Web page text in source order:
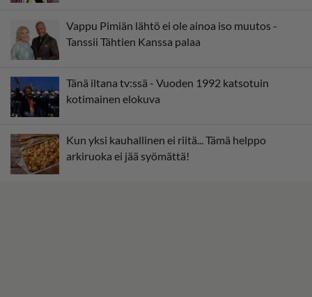
Vappu Pimiän lähtö ei ole ainoa iso muutos -
Tanssii Tähtien Kanssa palaa
Tänä iltana tv:ssä - Vuoden 1992 katsotuin
kotimainen elokuva
Kun yksi kauhallinen ei riitä... Tämä helppo
arkiruoka ei jää syömättä!